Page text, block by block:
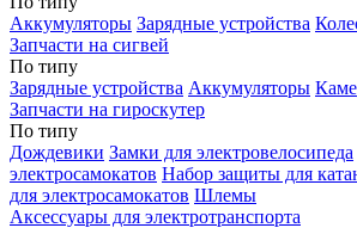
Аккумуляторы Зарядные устройства
Запчасти на сигвей
По типу
Зарядные устройства Аккумуляторы
Запчасти на гироскутер
По типу
Дождевики Замки для электровелосипеда
электросамокатов Набор защиты для
для электросамокатов Шлемы
Аксессуары для электротранспорта